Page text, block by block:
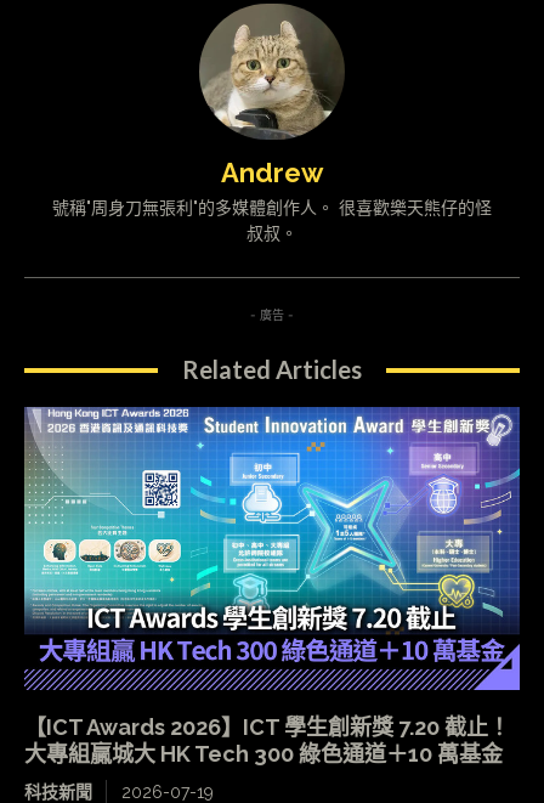
Andrew
號稱"周身刀無張利"的多媒體創作人。 很喜歡樂天熊仔的怪
叔叔。
- 廣告 -
Related Articles
【ICT Awards 2026】ICT 學生創新獎 7.20 截止！
大專組贏城大 HK Tech 300 綠色通道＋10 萬基金
科技新聞 2026-07-19